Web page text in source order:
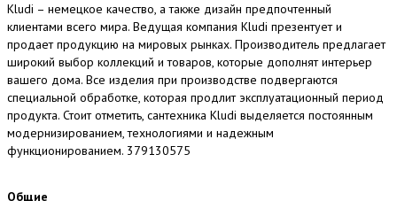
Kludi – немецкое качество, а также дизайн предпочтенный
клиентами всего мира. Ведущая компания Kludi презентует и
продает продукцию на мировых рынках. Производитель предлагает
широкий выбор коллекций и товаров, которые дополнят интерьер
вашего дома. Все изделия при производстве подвергаются
специальной обработке, которая продлит эксплуатационный период
продукта. Стоит отметить, сантехника Kludi выделяется постоянным
модернизированием, технологиями и надежным
функционированием. 379130575
Общие